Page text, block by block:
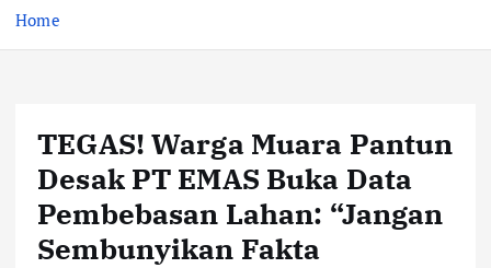
Home
TEGAS! Warga Muara Pantun
Desak PT EMAS Buka Data
Pembebasan Lahan: “Jangan
Sembunyikan Fakta